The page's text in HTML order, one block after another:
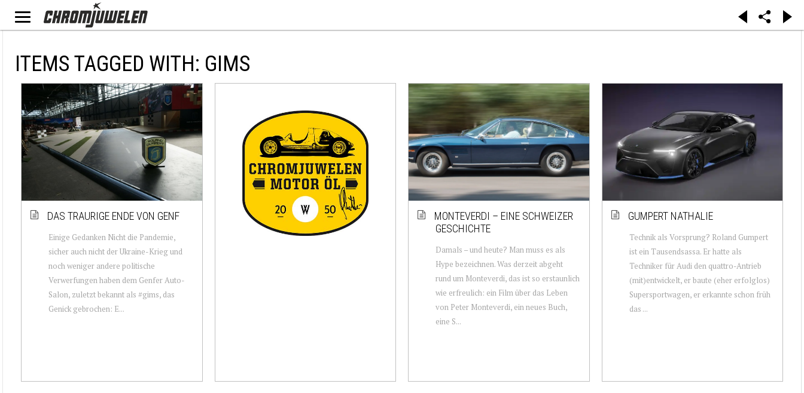
ITEMS TAGGED WITH: GIMS
DAS TRAURIGE ENDE VON GENF
Einige Gedanken Nicht die Pandemie,
sicher auch nicht der Ukraine-Krieg und
noch weniger andere politische
Verwerfungen haben dem Genfer Auto-
Salon, zuletzt bekannt als #gims, das
Genick gebrochen: E...
MONTEVERDI – EINE SCHWEIZER
GESCHICHTE
Damals – und heute? Man muss es als
Hype bezeichnen. Was derzeit abgeht
rund um Monteverdi, das ist so erstaunlich
wie erfreulich: ein Film über das Leben
von Peter Monteverdi, ein neues Buch,
eine S...
GUMPERT NATHALIE
Technik als Vorsprung? Roland Gumpert
ist ein Tausendsassa. Er hatte als
Techniker für Audi den quattro-Antrieb
(mit)entwickelt, er baute (eher erfolglos)
Supersportwagen, er erkannte schon früh
das ...